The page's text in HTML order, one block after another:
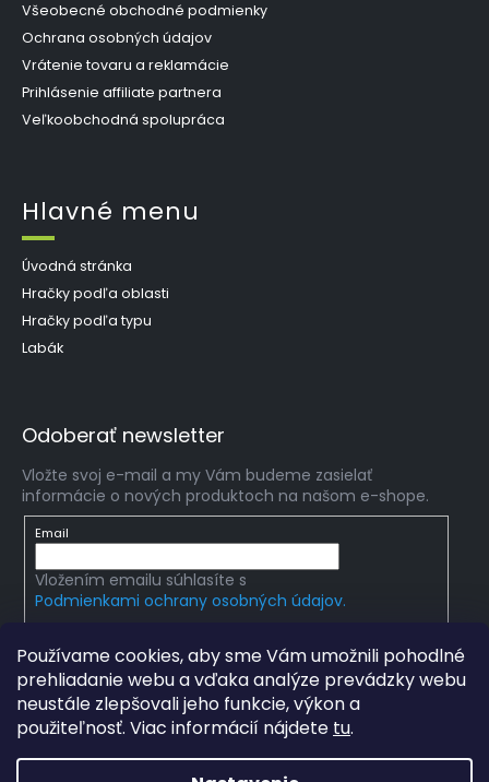
Používame cookies, aby sme Vám umožnili pohodlné
prehliadanie webu a vďaka analýze prevádzky webu
neustále zlepšovali jeho funkcie, výkon a
použiteľnosť. Viac informácií nájdete tu.
Všeobecné obchodné podmienky
Ochrana osobných údajov
Vrátenie tovaru a reklamácie
Prihlásenie affiliate partnera
Veľkoobchodná spolupráca
Hlavné menu
Úvodná stránka
Hračky podľa oblasti
Hračky podľa typu
Labák
Odoberať newsletter
Vložte svoj e-mail a my Vám budeme zasielať
informácie o nových produktoch na našom e-shope.
Email
Vložením emailu súhlasíte s
Podmienkami ochrany osobných údajov.
Copyright 2026mlady-vedec.sk. Všetky práva
vyhradené.Upraviť nastavenie cookies